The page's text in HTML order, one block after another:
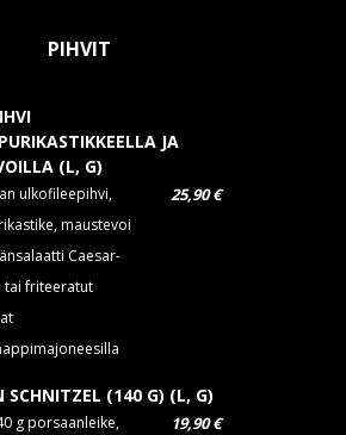
PIHVIT
JA
(L, G)
ulkofileepihvi,
maustevoi
Caesar-
tai friteeratut
25,90 €
SCHNITZEL (140 G) (L, G)
g porsaanleike, 19,90 €